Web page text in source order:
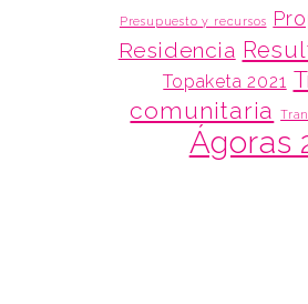
Presupuesto y recursos
Residencia
Topaketa 2021
comunitaria
Ágoras